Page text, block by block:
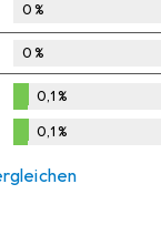
0%
0%
%
0,1%
0,1%